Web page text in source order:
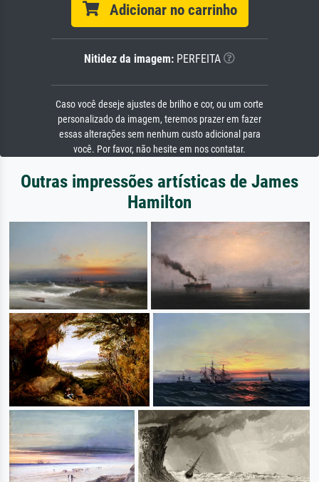
Adicionar no carrinho
Nitidez da imagem: PERFEITA
Caso você deseje ajustes de brilho e cor, ou um corte
personalizado da imagem, teremos prazer em fazer
essas alterações sem nenhum custo adicional para
você. Por favor, não hesite em nos contatar.
Outras impressões artísticas de James
Hamilton